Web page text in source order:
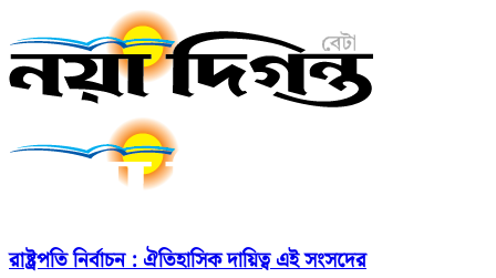
রাষ্ট্রপতি নির্বাচন : ঐতিহাসিক দায়িত্ব এই সংসদের